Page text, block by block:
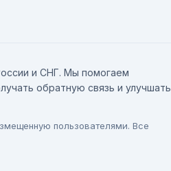
и СНГ. Мы помогаем
обратную связь и улучшать
пользователями. Все